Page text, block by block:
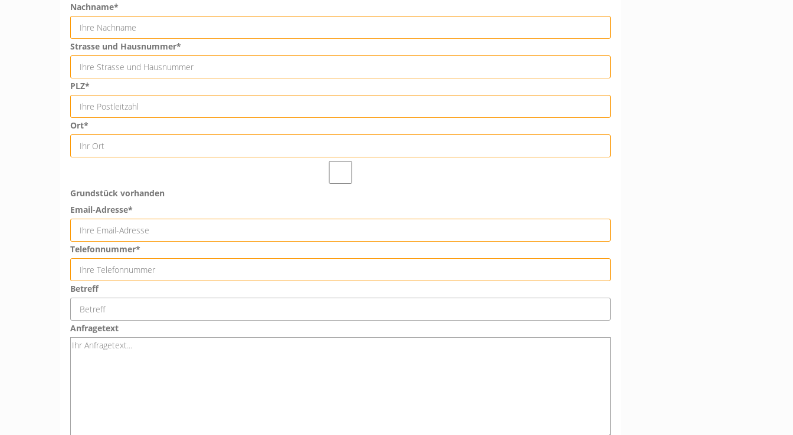
Nachname*
Strasse und Hausnummer*
PLZ*
Ort*
Grundstück vorhanden
Email-Adresse*
Telefonnummer*
Betreff
Anfragetext